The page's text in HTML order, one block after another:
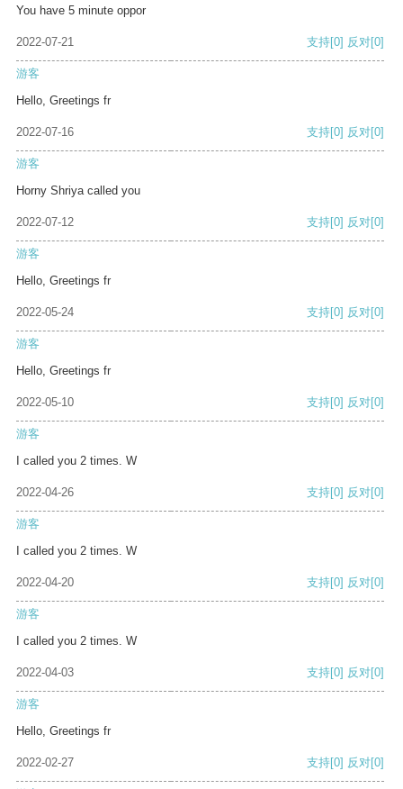
You have 5 minute oppor
2022-07-21 支持[0] 反对[0]
游客
Hello, Greetings fr
2022-07-16 支持[0] 反对[0]
游客
Horny Shriya called you
2022-07-12 支持[0] 反对[0]
游客
Hello, Greetings fr
2022-05-24 支持[0] 反对[0]
游客
Hello, Greetings fr
2022-05-10 支持[0] 反对[0]
游客
I called you 2 times. W
2022-04-26 支持[0] 反对[0]
游客
I called you 2 times. W
2022-04-20 支持[0] 反对[0]
游客
I called you 2 times. W
2022-04-03 支持[0] 反对[0]
游客
Hello, Greetings fr
2022-02-27 支持[0] 反对[0]